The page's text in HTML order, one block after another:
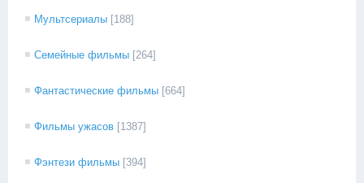
Мультсериалы [188]
Семейные фильмы [264]
Фантастические фильмы [664]
Фильмы ужасов [1387]
Фэнтези фильмы [394]